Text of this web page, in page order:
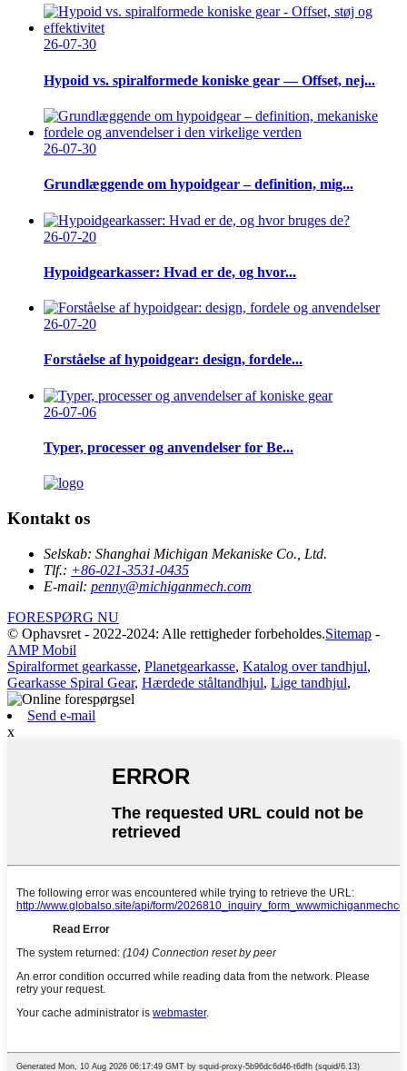
26-07-30
Hypoid vs. spiralformede koniske gear — Offset, nej...
26-07-30
Grundlæggende om hypoidgear – definition, mig...
26-07-20
Hypoidgearkasser: Hvad er de, og hvor...
26-07-20
Forståelse af hypoidgear: design, fordele...
26-07-06
Typer, processer og anvendelser for Be...
Kontakt os
Selskab: Shanghai Michigan Mekaniske Co., Ltd.
Tlf.: +86-021-3531-0435
E-mail: penny@michiganmech.com
FORESPØRG NU
© Ophavsret - 2022-2024: Alle rettigheder forbeholdes.Sitemap -
AMP Mobil
Spiralformet gearkasse, Planetgearkasse, Katalog over tandhjul,
Gearkasse Spiral Gear, Hærdede ståltandhjul, Lige tandhjul,
Send e-mail
x